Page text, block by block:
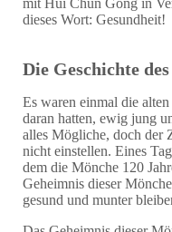
mit Hui Chun Gong in
dieses Wort: Gesundheit!
Die Geschichte
Es waren einmal die
daran hatten, ewig jung
alles Mögliche, doch der
nicht einstellen. Eines
dem die Mönche 120
Geheimnis dieser
gesund und munter